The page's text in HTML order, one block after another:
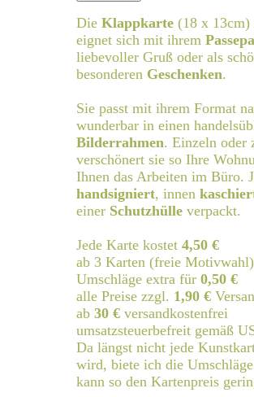
DieKlappkarte (18 x
eignet sich mit ihrem
liebevoller Gruß oder als
besonderen Geschenken.
Sie passt mit ihrem Format
wunderbar in einen
Bilderrahmen. Einzeln oder
verschönert sie so Ihre
Ihnen das Arbeiten im Büro.
handsigniert, innen
einer Schutzhülle verpackt.
Jede Karte kostet4,50 €
ab 3 Karten (freie
Umschläge extra für0,50 €
alle Preise zzgl. 1,90 €
ab30 € versandkostenfrei
umsatzsteuerbefreit gemäß
Da längst nicht jede
wird, biete ich die
kann so den Kartenpreis